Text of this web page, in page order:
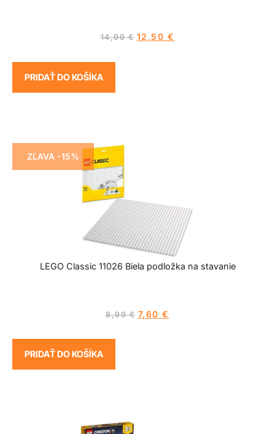
14,99€ 12,50 €
PRIDAŤ DO KOŠÍKA
ZĽAVA -15%
LEGO Classic 11026 Biela podložka na stavanie
8,99€ 7,60€
PRIDAŤ DO KOŠÍKA